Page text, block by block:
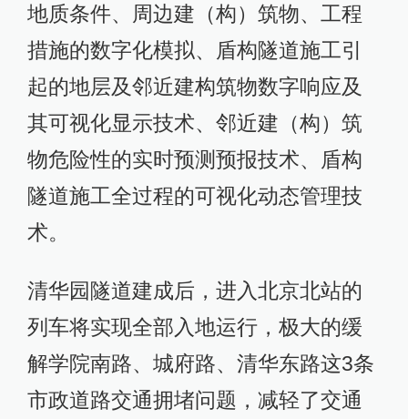
地质条件、周边建（构）筑物、工程
措施的数字化模拟、盾构隧道施工引
起的地层及邻近建构筑物数字响应及
其可视化显示技术、邻近建（构）筑
物危险性的实时预测预报技术、盾构
隧道施工全过程的可视化动态管理技
术。
清华园隧道建成后，进入北京北站的
列车将实现全部入地运行，极大的缓
解学院南路、城府路、清华东路这3条
市政道路交通拥堵问题，减轻了交通